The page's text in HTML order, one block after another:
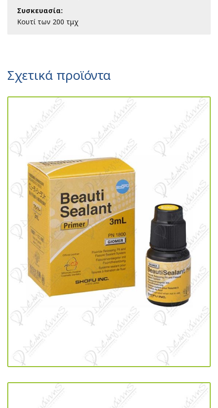
Συσκευασία:
Κουτί των 200 τμχ
Σχετικά προϊόντα